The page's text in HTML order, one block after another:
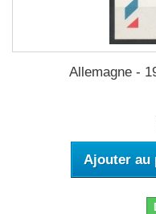
Allemagne -
Ajouter au